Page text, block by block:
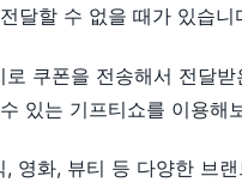
달할 수 없을 때가 있습니
로 쿠폰을 전송해서 전달받
있는 기프티쇼를 이용해
, 영화, 뷰티 등 다양한 브